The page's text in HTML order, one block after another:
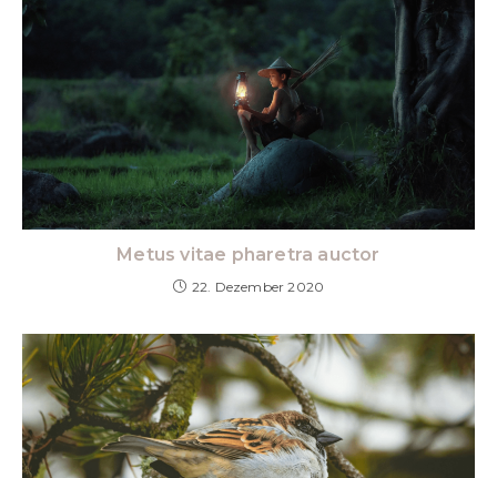
Metus vitae pharetra auctor
22. Dezember 2020